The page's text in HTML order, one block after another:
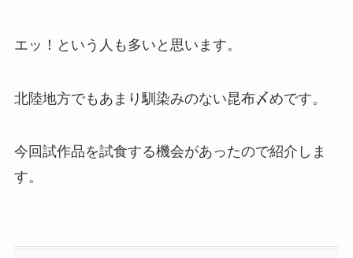
エッ！という人も多いと思います。
北陸地方でもあまり馴染みのない昆布〆めです。
今回試作品を試食する機会があったので紹介しま
す。